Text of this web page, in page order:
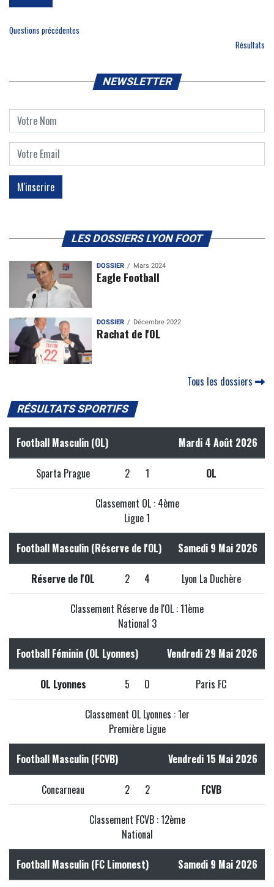
Questions précédentes
Résultats
NEWSLETTER
LES DOSSIERS LYON FOOT
DOSSIER Mars 2024
Eagle Football
DOSSIER Décembre 2022
Rachat de l'OL
Tous les dossiers
RÉSULTATS SPORTIFS
Football Masculin (OL) Mardi 4 Août 2026
Sparta Prague 2 1 OL
Classement OL : 4ème
Ligue 1
Football Masculin (Réserve de l'OL) Samedi 9 Mai 2026
Réserve de l'OL 2 4 Lyon La Duchère
Classement Réserve de l'OL : 11ème
National 3
Football Féminin (OL Lyonnes) Vendredi 29 Mai 2026
OL Lyonnes 5 0 Paris FC
Classement OL Lyonnes : 1er
Première Ligue
Football Masculin (FCVB) Vendredi 15 Mai 2026
Concarneau 2 2 FCVB
Classement FCVB : 12ème
National
Football Masculin (FC Limonest) Samedi 9 Mai 2026